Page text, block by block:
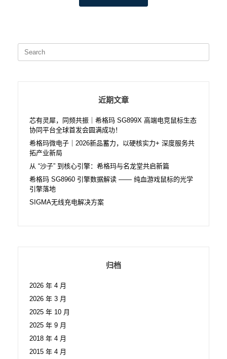
for:
近期文章
芯有灵犀，同频共振｜希格玛 SG899X 高端电竞鼠标生态
协同平台全球首发会圆满成功！
希格玛微电子｜2026新品蓄力，以硬核实力+ 深度服务共
拓产业新局
从 “沙子” 到核心引擎：希格玛与名龙堂共启新篇
希格玛 SG8960 引擎数据解读 —— 纯血游戏鼠标的光学
引擎落地
SIGMA无线充电解决方案
归档
2026 年 4 月
2026 年 3 月
2025 年 10 月
2025 年 9 月
2018 年 4 月
2015 年 4 月